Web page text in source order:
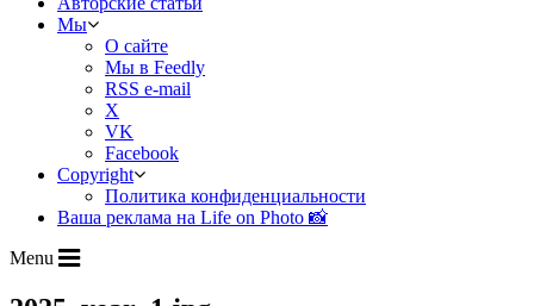
Мы
О сайте
Мы в Feedly
RSS e-mail
X
VK
Facebook
Copyright
Политика конфиденциальности
Ваша реклама на Life on Photo 📸
Menu